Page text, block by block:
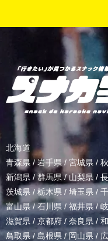
北海道
青森県 /岩手県/ 宮城県 /
新潟県 /群馬県/山梨県 /
茨城県 / 栃木県 / 埼玉県 /
富山県 /石川県 / 福井県/
滋賀県 / 京都府 / 奈良県 /
鳥取県 / 島根県 /岡山県/